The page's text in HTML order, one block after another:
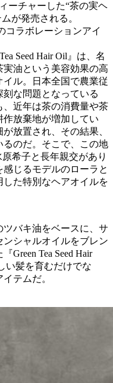
ーチャーした“茶の実ヘ
が発売される。
コラボレーションアイ
Seed Hair Oil』は、名
油という美容効果の高
ル。日本全国で農業従
な問題となっている
近年は茶の消費量や茶
放棄地が増加してい
放置され、その結果、
のだ。そこで、この地
希子と⻑年親交があり
じるモデルのローラと
た特別なヘアオイルを
バキ油をベースに、サ
シャルオイルをブレン
Green Tea Seed Hair
い髪を育むだけでな
テムだ。